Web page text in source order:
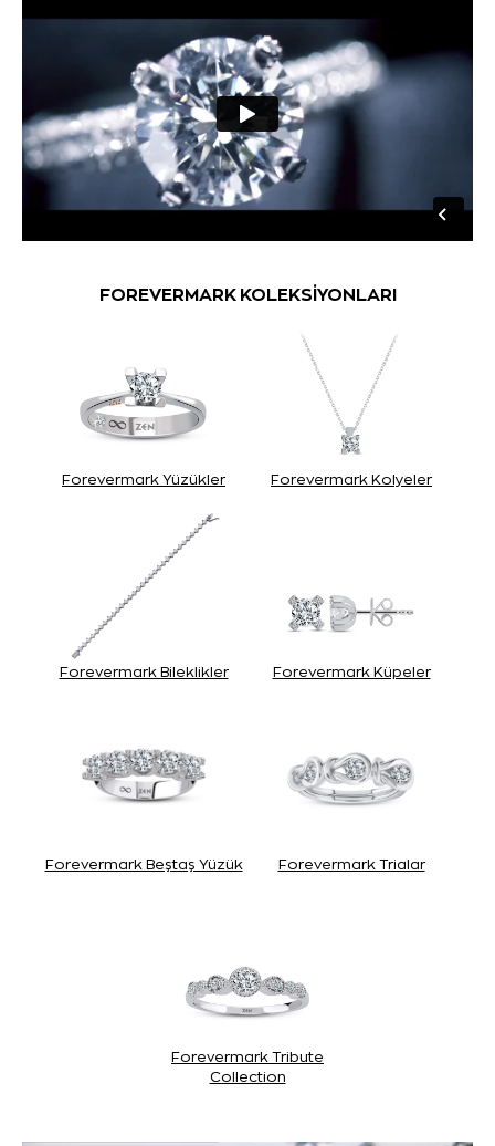
FOREVERMARK KOLEKSİYONLARI
Forevermark Yüzükler Forevermark Kolyeler
Forevermark Bileklikler Forevermark Küpeler
Forevermark Beştaş Yüzük Forevermark Trialar
Forevermark Tribute
Collection